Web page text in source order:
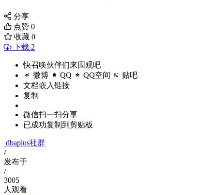
分享
点赞 0
收藏 0
下载 2
快召唤伙伴们来围观吧
微博 QQ QQ空间 贴吧
文档嵌入链接
复制
微信扫一扫分享
已成功复制到剪贴板
dbaplus社群
/
发布于
/
3005
人观看